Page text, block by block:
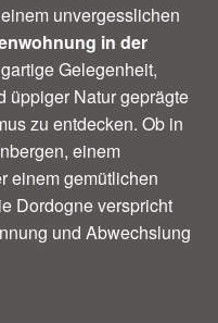
unvergesslichen
in der
Gelegenheit,
üppiger Natur geprägte
zu entdecken. Ob in
einem
einem gemütlichen
Dordogne verspricht
und Abwechslung